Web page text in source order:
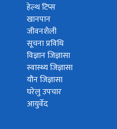
हेल्थ टिप्स
खानपान
जीवनशैली
सूचना प्रविधि
विज्ञान जिज्ञासा
स्वास्थ्य जिज्ञासा
यौन जिज्ञासा
घरेलु उपचार
आयुर्वेद